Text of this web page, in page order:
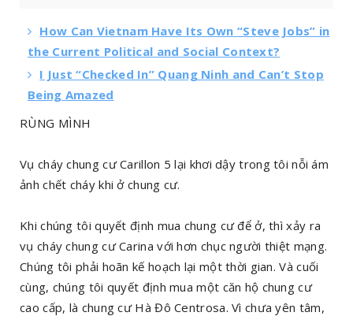
How Can Vietnam Have Its Own “Steve Jobs” in
the Current Political and Social Context?
I Just “Checked In” Quang Ninh and Can’t Stop
Being Amazed
RÙNG MÌNH
Vụ cháy chung cư Carillon 5 lại khơi dậy trong tôi nỗi ám
ảnh chết cháy khi ở chung cư.
Khi chúng tôi quyết định mua chung cư để ở, thì xảy ra
vụ cháy chung cư Carina với hơn chục người thiệt mạng.
Chúng tôi phải hoãn kế hoạch lại một thời gian. Và cuối
cùng, chúng tôi quyết định mua một căn hộ chung cư
cao cấp, là chung cư Hà Đô Centrosa. Vì chưa yên tâm,